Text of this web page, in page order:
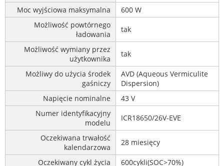
Moc wyjściowa maksymalna
600 W
Możliwość powtórnego
ładowania
tak
Możliwość wymiany przez
użytkownika
tak
Możliwy do użycia środek
gaśniczy
AVD (Aqueous Vermiculite
Dispersion)
Napięcie nominalne
43 V
Numer identyfikacyjny
modelu
ICR18650/26V-EVE
Oczekiwana trwałość
kalendarzowa
28 miesięcy
Oczekiwany cykl życia 600cykli(SOC>70%)